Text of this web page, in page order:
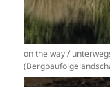
on the way /